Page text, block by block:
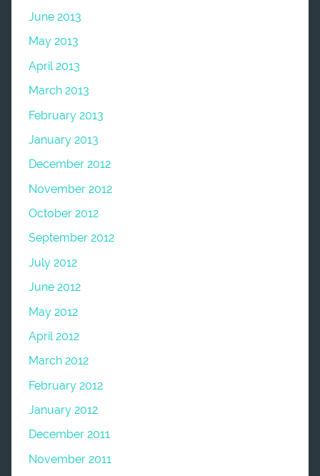
June 2013
May 2013
April 2013
March 2013
February 2013
January 2013
December 2012
November 2012
October 2012
September 2012
July 2012
June 2012
May 2012
April 2012
March 2012
February 2012
January 2012
December 2011
November 2011